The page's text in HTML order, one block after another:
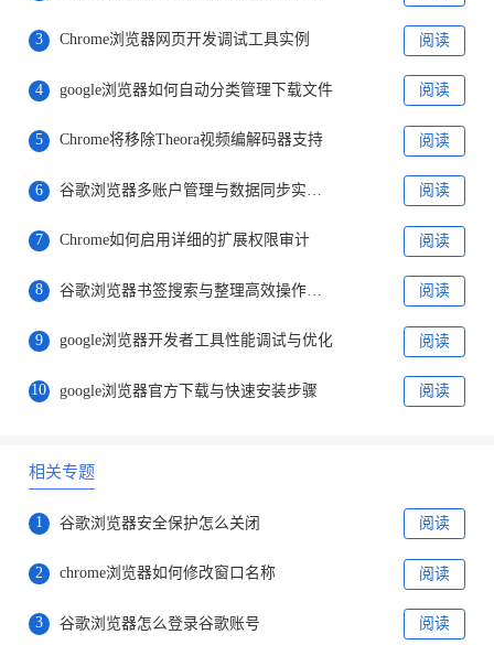
3 Chrome浏览器网页开发调试工具实例 阅读
4 google浏览器如何自动分类管理下载文件 阅读
5 Chrome将移除Theora视频编解码器支持 阅读
6 阅读
7 Chrome如何启用详细的扩展权限审计 阅读
8 谷歌浏览器书签搜索与整理高效操作方法 阅读
9 google浏览器开发者工具性能调试与优化 阅读
10 google浏览器官方下载与快速安装步骤 阅读
相关专题
1 谷歌浏览器安全保护怎么关闭 阅读
2 chrome浏览器如何修改窗口名称 阅读
3 谷歌浏览器怎么登录谷歌账号 阅读